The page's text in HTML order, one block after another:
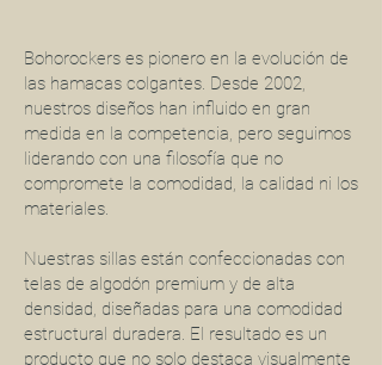
Bohorockers es pionero en la evolución de
las hamacas colgantes. Desde 2002,
nuestros diseños han influido en gran
medida en la competencia, pero seguimos
liderando con una filosofía que no
compromete la comodidad, la calidad ni los
materiales.
Nuestras sillas están confeccionadas con
telas de algodón premium y de alta
densidad, diseñadas para una comodidad
estructural duradera. El resultado es un
producto que no solo destaca visualmente